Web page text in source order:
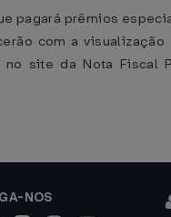
pagará prêmios
com a
site da Nota Fiscal
NOS